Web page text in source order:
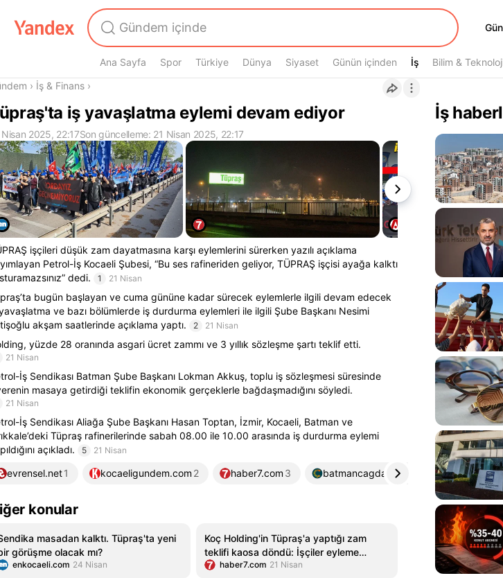
Ana Sayfa Spor Türkiye Dünya Siyaset Günün içinden İş
İş Bilim &
› İş & Finans ›
iş yavaşlatma eylemi devam ediyor
Nisan 2025, 22:17Son güncelleme: 21 Nisan 2025, 22:17
işçileri düşük zam dayatmasına karşı eylemlerini sürerken yazılı açıklama
Petrol-İş Kocaeli Şubesi, “Bu ses rafineriden geliyor, TÜPRAŞ işçisi ayağa kalktı
dedi.
1 21 Nisan
bugün başlayan ve cuma gününe kadar sürecek eylemlerle ilgili devam edecek
ve bazı bölümlerde iş durdurma eylemleri ile ilgili Şube Başkanı Nesimi
akşam saatlerinde açıklama yaptı.
2 21 Nisan
yüzde 28 oranında asgari ücret zammı ve 3 yıllık sözleşme şartı teklif etti.
21 Nisan
İş Sendikası Batman Şube Başkanı Lokman Akkuş, toplu iş sözleşmesi süresinde
masaya getirdiği teklifin ekonomik gerçeklerle bağdaşmadığını söyledi.
21 Nisan
İş Sendikası Aliağa Şube Başkanı Hasan Toptan, İzmir, Kocaeli, Batman ve
Tüpraş rafinerilerinde sabah 08.00 ile 10.00 arasında iş durdurma eylemi
açıkladı.
5 21 Nisan
evrensel.net1 kocaeligundem.com 2 haber7.com 3 batmancagdas.com birgun.net
konular
masadan kalktı. Tüpraş'ta yeni
görüşme olacak mı?
enkocaeli.com 24 Nisan
Koç Holding'in Tüpraş'a yaptığı zam
teklifi kaosa döndü: İşçiler eyleme
başladı!
haber7.com 21 Nisan
İş